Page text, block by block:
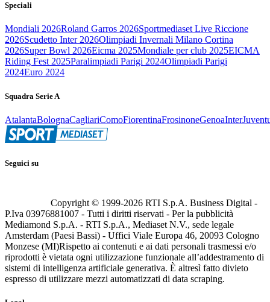
Speciali
Mondiali 2026Roland Garros 2026Sportmediaset Live Riccione
2026Scudetto Inter 2026Olimpiadi Invernali Milano Cortina
2026Super Bowl 2026Eicma 2025Mondiale per club 2025EICMA
Riding Fest 2025Paralimpiadi Parigi 2024Olimpiadi Parigi
2024Euro 2024
Squadra Serie A
AtalantaBolognaCagliariComoFiorentinaFrosinoneGenoaInter
Seguici su
Copyright © 1999-2026 RTI S.p.A. Business Digital -
P.Iva 03976881007 - Tutti i diritti riservati - Per la pubblicità
Mediamond S.p.A. - RTI S.p.A., Mediaset N.V., sede legale
Amsterdam (Paesi Bassi) - Uffici Viale Europa 46, 20093 Cologno
Monzese (MI)Rispetto ai contenuti e ai dati personali trasmessi e/o
riprodotti è vietata ogni utilizzazione funzionale all’addestramento di
sistemi di intelligenza artificiale generativa. È altresì fatto divieto
espresso di utilizzare mezzi automatizzati di data scraping.